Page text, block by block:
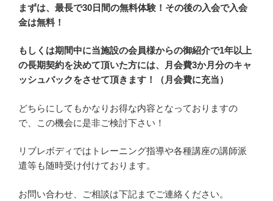
まずは、最長で30日間の無料体験！その後の入会で入会
金は無料！
もしくは期間中に当施設の会員様からの御紹介で1年以上
の長期契約を決めて頂いた方には、月会費3か月分のキャ
ッシュバックをさせて頂きます！（月会費に充当）
どちらにしてもかなりお得な内容となっておりますの
で、この機会に是非ご検討下さい！
リブレボディではトレーニング指導や各種講座の講師派
遣等も随時受け付けております。
お問い合わせ、ご相談は下記までご連絡ください。